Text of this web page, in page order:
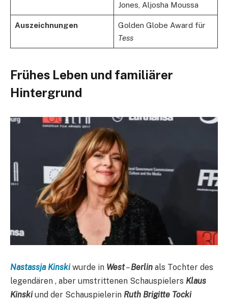
Jones, Aljosha Moussa
Auszeichnungen
Golden Globe Award für
Tess
Frühes Leben und familiärer
Hintergrund
Nastassja Kinskiwurde in West–Berlin als Tochter des
legendären , aber umstrittenen Schauspielers Klaus
Kinskiund der Schauspielerin Ruth Brigitte Tocki